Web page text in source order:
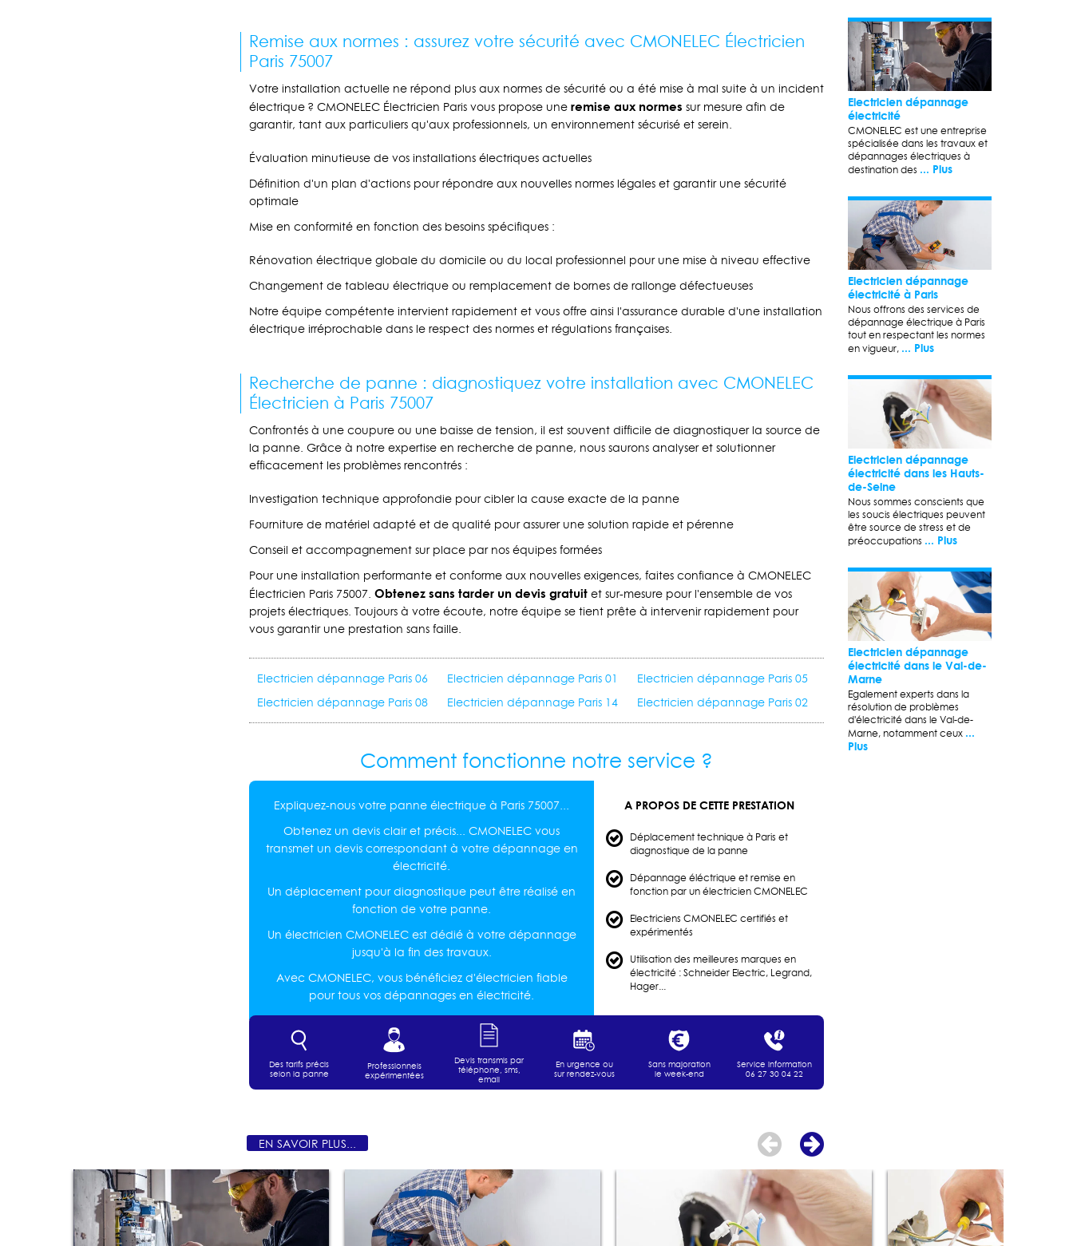
Remise aux normes : assurez votre sécurité avec CMONELEC Électricien
Paris 75007
Votre installation actuelle ne répond plus aux normes de sécurité ou a été mise à mal suite à un incident
électrique ? CMONELEC Électricien Paris vous propose une remise aux normes sur mesure afin de
garantir, tant aux particuliers qu'aux professionnels, un environnement sécurisé et serein.
Évaluation minutieuse de vos installations électriques actuelles
Définition d'un plan d'actions pour répondre aux nouvelles normes légales et garantir une sécurité
optimale
Mise en conformité en fonction des besoins spécifiques :
Rénovation électrique globale du domicile ou du local professionnel pour une mise à niveau effective
Changement de tableau électrique ou remplacement de bornes de rallonge défectueuses
Notre équipe compétente intervient rapidement et vous offre ainsi l'assurance durable d'une installation
électrique irréprochable dans le respect des normes et régulations françaises.
Recherche de panne : diagnostiquez votre installation avec CMONELEC
Électricien à Paris 75007
Confrontés à une coupure ou une baisse de tension, il est souvent difficile de diagnostiquer la source de
la panne. Grâce à notre expertise en recherche de panne, nous saurons analyser et solutionner
efficacement les problèmes rencontrés :
Investigation technique approfondie pour cibler la cause exacte de la panne
Fourniture de matériel adapté et de qualité pour assurer une solution rapide et pérenne
Conseil et accompagnement sur place par nos équipes formées
Pour une installation performante et conforme aux nouvelles exigences, faites confiance à CMONELEC
Électricien Paris 75007. Obtenez sans tarder un devis gratuit et sur-mesure pour l'ensemble de vos
projets électriques. Toujours à votre écoute, notre équipe se tient prête à intervenir rapidement pour
vous garantir une prestation sans faille.
Electricien dépannage Paris 06 Electricien dépannage Paris 01
Electricien dépannage Paris 05
Electricien dépannage Paris 08
Electricien dépannage Paris 14 Electricien dépannage Paris 02
Comment fonctionne notre service ?
Expliquez-nous votre panne électrique à Paris 75007...
Obtenez un devis clair et précis... CMONELEC vous
transmet un devis correspondant à votre dépannage en
électricité.
Un déplacement pour diagnostique peut être réalisé en
fonction de votre panne.
Un électricien CMONELEC est dédié à votre dépannage
jusqu'à la fin des travaux.
Avec CMONELEC, vous bénéficiez d'électricien fiable
pour tous vos dépannages en électricité.
A PROPOS DE CETTE PRESTATION
Déplacement technique à Paris et
diagnostique de la panne
Dépannage éléctrique et remise en
fonction par un électricien CMONELEC
Electriciens CMONELEC certifiés et
expérimentés
Utilisation des meilleures marques en
électricité : Schneider Electric, Legrand,
Hager...
Des tarifs précis
selon la panne
Professionnels
expérimentées
Devis transmis par
téléphone, sms,
email
En urgence ou
sur rendez-vous
Sans majoration
le week-end
Service information
06 27 30 04 22
EN SAVOIR PLUS...
Electricien dépannage
électricité
CMONELEC est une entreprise
spécialisée dans les travaux et
dépannages électriques à
destination des ... Plus
Electricien dépannage
électricité à Paris
Nous offrons des services de
dépannage électrique à Paris
tout en respectant les normes
en vigueur, ... Plus
Electricien dépannage
électricité dans les Hauts-
de-Seine
Nous sommes conscients que
les soucis électriques peuvent
être source de stress et de
préoccupations ... Plus
Electricien dépannage
électricité dans le Val-de-
Marne
Egalement experts dans la
résolution de problèmes
d'électricité dans le Val-de-
Marne, notamment ceux ...
Plus